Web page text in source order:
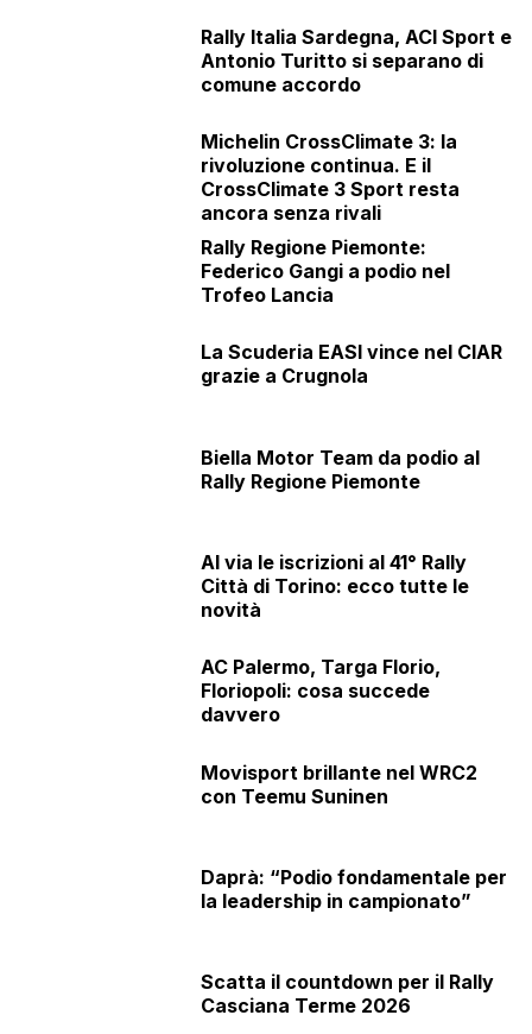
Rally Italia Sardegna, ACI Sport e
Antonio Turitto si separano di
comune accordo
Michelin CrossClimate 3: la
rivoluzione continua. E il
CrossClimate 3 Sport resta
ancora senza rivali
Rally Regione Piemonte:
Federico Gangi a podio nel
Trofeo Lancia
La Scuderia EASI vince nel CIAR
grazie a Crugnola
Biella Motor Team da podio al
Rally Regione Piemonte
Al via le iscrizioni al 41° Rally
Città di Torino: ecco tutte le
novità
AC Palermo, Targa Florio,
Floriopoli: cosa succede
davvero
Movisport brillante nel WRC2
con Teemu Suninen
Daprà: “Podio fondamentale per
la leadership in campionato”
Scatta il countdown per il Rally
Casciana Terme 2026